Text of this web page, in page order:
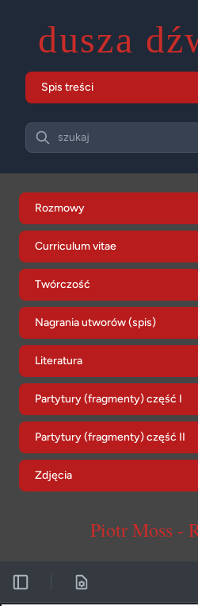
dusza
Spis treści
Search
szukaj
Rozmowy
Curriculum vitae
Twórczość
Nagrania utworów (spis)
Literatura
Partytury (fragmenty) część I
Partytury (fragmenty) część II
Zdjęcia
Piotr Moss -